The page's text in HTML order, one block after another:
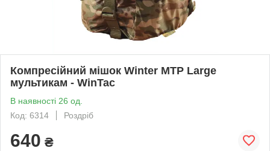
Компресійний мішок Winter МТР Large
мультикам - WinTac
В наявності 26 од.
Код: 6314
Роздріб
640 ₴